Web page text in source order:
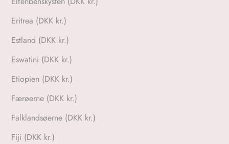
Eritrea (DKK kr.)
Estland (DKK kr.)
Eswatini (DKK kr.)
Etiopien (DKK kr.)
Færøerne (DKK kr.)
Falklandsøerne (DKK kr.)
Fiji (DKK kr.)